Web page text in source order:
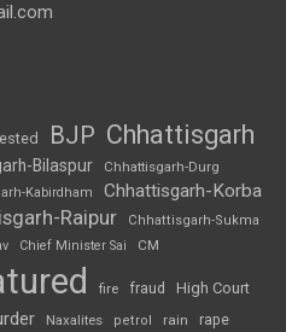
BJP Chhattisgarh
Bilaspur Chhattisgarh-Durg
Kabirdham Chhattisgarh-Korba
Raipur
Chhattisgarh-Sukma
Chief Minister Sai CM
fire fraud High Court
Naxalites petrol rain rape